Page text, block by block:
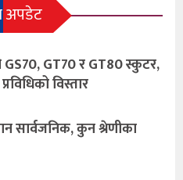
अपडेट
GS70, GT70 र GT80 स्कुटर,
विस्तार
सार्वजनिक, कुन श्रेणीका